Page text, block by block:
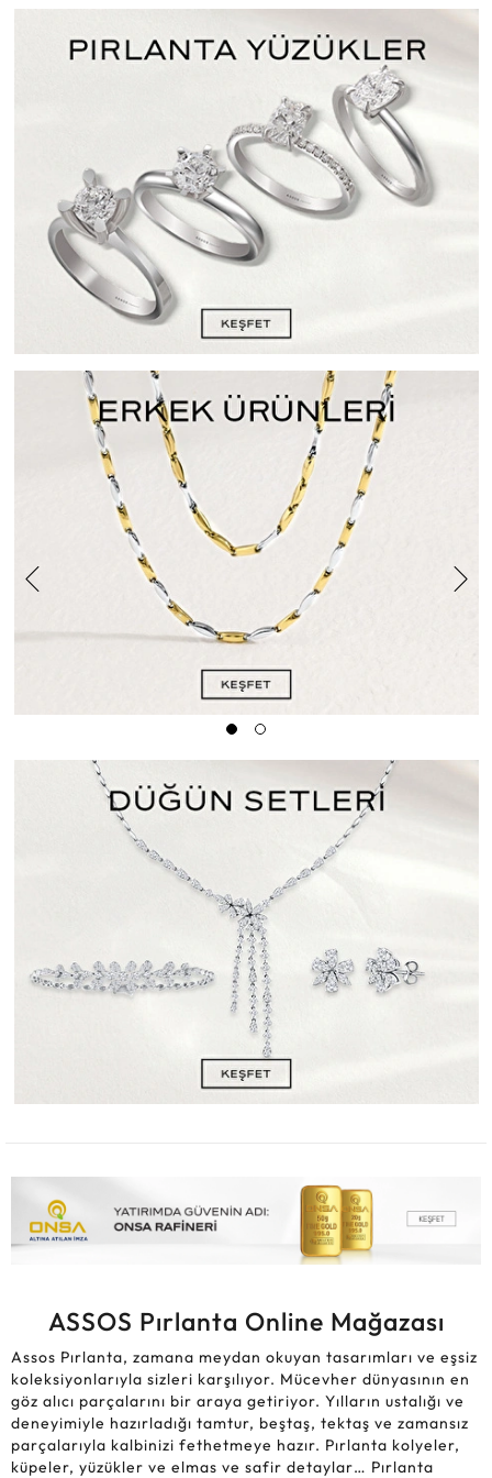
ASSOS Pırlanta Online Mağazası
Assos Pırlanta, zamana meydan okuyan tasarımları ve eşsiz
koleksiyonlarıyla sizleri karşılıyor. Mücevher dünyasının en
göz alıcı parçalarını bir araya getiriyor. Yılların ustalığı ve
deneyimiyle hazırladığı tamtur, beştaş, tektaş ve zamansız
parçalarıyla kalbinizi fethetmeye hazır. Pırlanta kolyeler,
küpeler, yüzükler ve elmas ve safir detaylar… Pırlanta